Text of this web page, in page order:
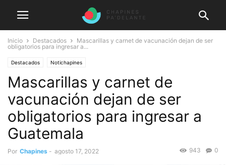
Inicio Destacados
Mascarillas y carnet de vacunación dejan de ser
obligatorios para ingresar a...
Destacados Notichapines
Mascarillas y carnet de
vacunación dejan de ser
obligatorios para ingresar a
Guatemala
Por Chapines - agosto 17, 2022 0
943